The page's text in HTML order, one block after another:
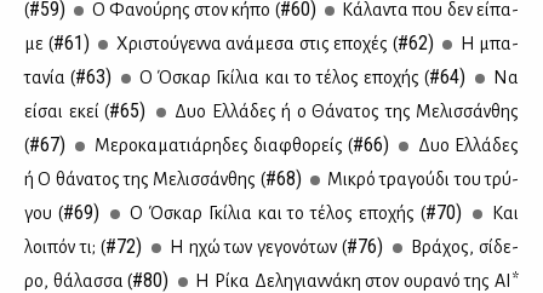
(#59) Ο Φα­νού­ρης στον κή­πο (#60)
Κά­λα­ντα που δεν εί­πα­
με (#61) Χρι­στού­γεν­να ανά­με­σα στις επο­χές (#62)
Η μπα­
τα­νία (#63) Ο Όσκαρ Γκί­λια και το τέ­λος επο­χής (#64)
Να
εί­σαι εκεί (#65)
Δυο Ελ­λά­δες ή ο Θά­να­τος της Με­λισ­σάν­θης
(#67) Με­ρο­κα­μα­τιά­ρη­δες δια­φθο­ρείς (#66)
Δυο Ελ­λά­δες
ή Ο θά­να­τος της Με­λισ­σάν­θης (#68)
Μι­κρό τρα­γού­δι του τρύ­
γου (#69) Ο Όσκαρ Γκί­λια και το τέ­λος επο­χής (#70)
Και
λοι­πόν τι; (#72) Η ηχώ των γε­γο­νό­των (#76)
Βρά­χος, σί­δε­
ρο, θά­λασ­σα (#80)
Η Ρί­κα Δε­λη­γιαν­νά­κη στον ου­ρα­νό της ΑΙ*